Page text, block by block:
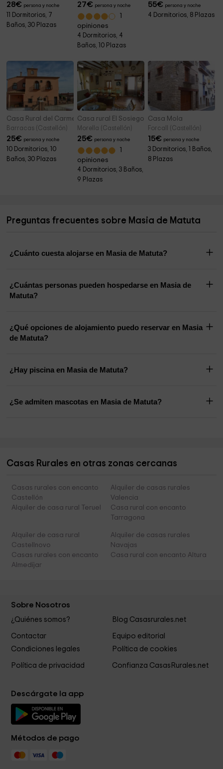
28€ persona y noche
11 Dormitorios, 7
Baños, 30 Plazas
27€ persona y noche
opiniones
4 Dormitorios, 4
Baños, 10 Plazas
55€ persona y noche
4 Dormitorios, 8 Plazas
Casa Rural del Carmen
Barracas (Castellón)
25€ persona y noche
10 Dormitorios, 10
Baños, 30 Plazas
Casa rural El Sosiego
Morella (Castellón)
25€ persona y noche
opiniones
4 Dormitorios, 3 Baños,
9 Plazas
Casa Mola
Forcall (Castellón)
15€ persona y noche
3 Dormitorios, 1 Baños,
8 Plazas
Preguntas frecuentes sobre Masia de Matuta
¿Cuánto cuesta alojarse en Masia de Matuta?
¿Cuántas personas pueden hospedarse en Masia de
Matuta?
¿Qué opciones de alojamiento puedo reservar en Masia
de Matuta?
¿Hay piscina en Masia de Matuta?
¿Se admiten mascotas en Masia de Matuta?
Casas Rurales en otras zonas cercanas
Casas rurales con encanto
Castellón
Alquiler de casas rurales
Valencia
Alquiler de casa rural Teruel
Casa rural con encanto
Tarragona
Alquiler de casa rural
Castellnovo
Alquiler de casas rurales
Navajas
Casas rurales con encanto
Almedíjar
Casa rural con encanto Altura
Sobre Nosotros
¿Quiénes somos? Blog Casasrurales.net
Contactar
Equipo editorial
Condiciones legales
Política de cookies
Política de privacidad Confianza CasasRurales.net
Descárgate la app
Métodos de pago